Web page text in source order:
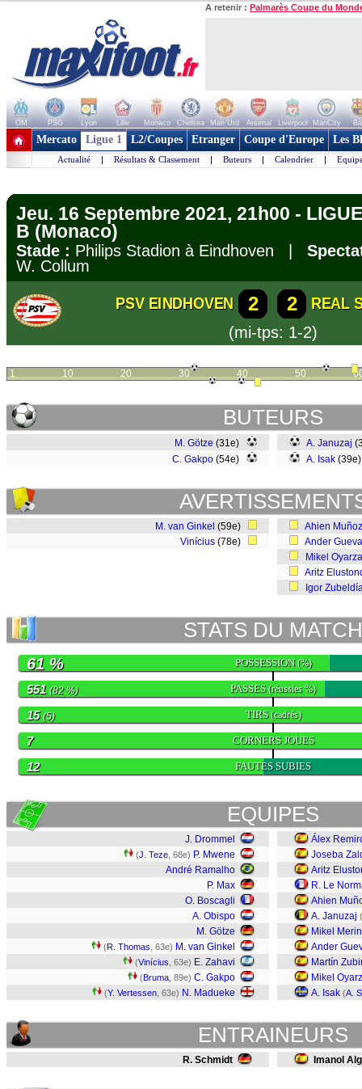
A retenir : Palmarès Coupe du
OM PSG Lyon Lille Monaco Chelsea Man Utd Arsenal Liverpool ManCity
+ de clubs
Mercato Ligue 1 L2/Coupes Etranger Coupe d'Europe Les
Actualité | Résultats & Classement | Buteurs | Calendrier |
Jeu. 16 Septembre 2021, 21h00 -
B (Monaco)
Stade : Philips Stadion à Eindhoven |
W. Collum
PSV EINDHOVEN 2 2
REAL
(mi-tps: 1-2)
1 10 20 30 40 50
BUTEURS
M. Götze (31e)
C. Gakpo (54e)
A. Januzaj
A. Isak
M. van Ginkel (59e)
Vinícius (78e)
Ahien Muñoz
Ander
Mikel
Aritz
Igor
STATS DU MATCH
POSSESSION(%)
61 %
PASSES(réussies %)
551 (82 %)
TIRS(cadrés)
15(5)
CORNERS JOUES
7
FAUTES SUBIES
12
EQUIPES
J. Drommel
(J. Teze , 68e) P. Mwene
André Ramalho
P. Max
O. Boscagli
A. Obispo
M. Götze
(R. Thomas , 63e) M. van Ginkel
(Vinícius , 63e) E. Zahavi
(Bruma , 89e) C. Gakpo
(Y. Vertessen , 63e) N. Madueke
Álex
Joseba
Aritz
R. Le
Ahien
A. Januzaj (
Mikel
Ander
Martín
Mikel
A. Isak (A.
ENTRAINEURS
R. Schmidt Imanol